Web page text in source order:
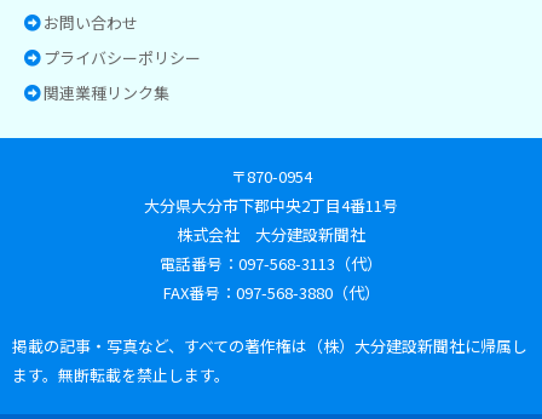
お問い合わせ
プライバシーポリシー
関連業種リンク集
〒870-0954
大分県大分市下郡中央2丁目4番11号
株式会社 大分建設新聞社
電話番号：097-568-3113（代）
FAX番号：097-568-3880（代）
掲載の記事・写真など、すべての著作権は（株）大分建設新聞社に帰属し
ます。無断転載を禁止します。